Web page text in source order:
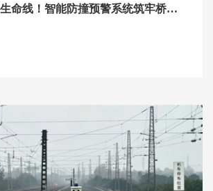
守护铁路交通生命线！智能防撞预警系统筑牢桥涵安全屏障